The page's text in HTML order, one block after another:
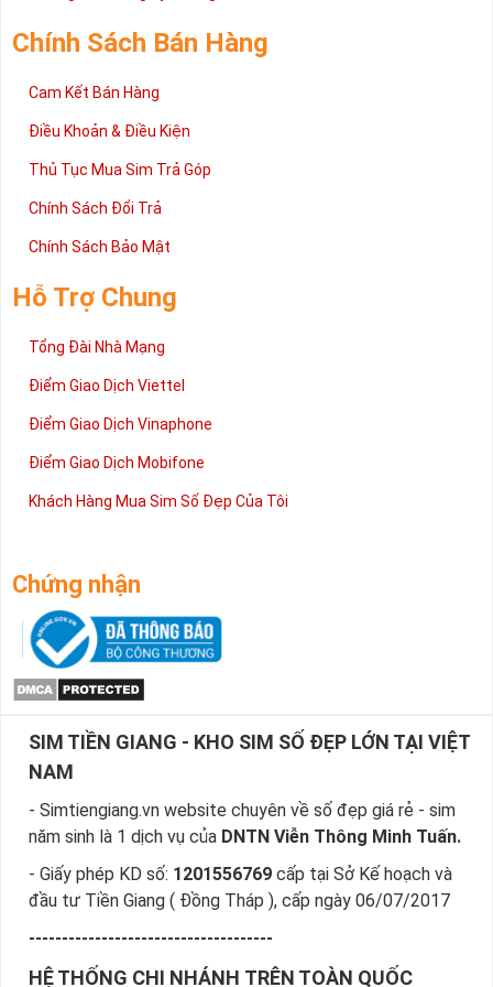
cộng dồn cả dãy số đến khi nào còn lại 2 con số duy nhất.
Điểm cao nhất là điểm 10
mệnh Mộc được áp dụng rất nhiều từ các chuyên gia chơi
sim số đẹp. Mong rằng qua bài viết ngày người mệnh Mộc sẽ
nắm rõ hơn về cách chọn sim số, sim phong thủy hợp tuôi của
mình, sở hữu chiếc sim số đẹp phù hợp nhất.
Tham khảo ngay:
Hướng Dẫn Đặt Mua Sim Hợp Mệnh
Mộc Nhanh Nhất
Sim Tiền Giang là đơn vị cung cấp sim phong thủysim
hợp mệnh Mộc, sim giá rẻ uy tín chất lượng.
Chọn mua sim phong thủy thường mất nhiều thời gian ở
Chính Sách Bán Hàng
Cam Kết Bán Hàng
Điều Khoản & Điều Kiện
Thủ Tục Mua Sim Trả Góp
Chính Sách Đổi Trả
Chính Sách Bảo Mật
Hỗ Trợ Chung
Tổng Đài Nhà Mạng
Điểm Giao Dịch Viettel
Điểm Giao Dịch Vinaphone
Điểm Giao Dịch Mobifone
Khách Hàng Mua Sim Số Đẹp Của Tôi
Chứng nhận
SIM TIỀN GIANG - KHO SIM SỐ ĐẸP LỚN TẠI VIỆT
NAM
- Simtiengiang.vn website chuyên về số đẹp giá rẻ - sim
năm sinh là 1 dịch vụ của DNTN Viễn Thông Minh Tuấn.
- Giấy phép KD số: 1201556769 cấp tại Sở Kế hoạch và
đầu tư Tiền Giang ( Đồng Tháp ), cấp ngày 06/07/2017
-------------------------------------
HỆ THỐNG CHI NHÁNH TRÊN TOÀN QUỐC